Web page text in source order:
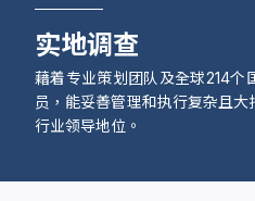
实地调查
藉着专业策划团队及全球214个
员，能妥善管理和执行复杂且
行业领导地位。